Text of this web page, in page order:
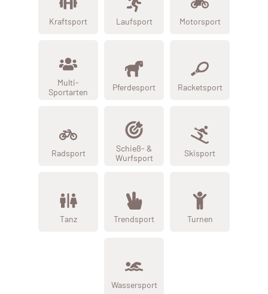
Kraftsport Laufsport Motorsport
Multi-
Sportarten
Pferdesport Racketsport
Radsport
Schieß- &
Wurfsport
Skisport
Tanz Trendsport Turnen
Wassersport